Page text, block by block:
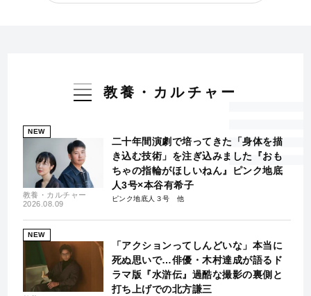
教養・カルチャー
NEW
教養・カルチャー
2026.08.09
二十年間演劇で培ってきた「身体を描
き込む技術」を注ぎ込みました『おも
ちゃの指輪がほしいねん』ピンク地底
人3号×本谷有希子
ピンク地底人３号
NEW
「アクションってしんどいな」本当に
死ぬ思いで…俳優・木村達成が語るド
ラマ版『水滸伝』過酷な撮影の裏側と
打ち上げでの北方謙三